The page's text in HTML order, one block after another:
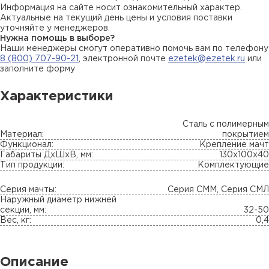
Информация на сайте носит ознакомительный характер.
Актуальные на текущий день цены и условия поставки
уточняйте у менеджеров.
Нужна помощь в выборе?
Наши менеджеры смогут оперативно помочь вам по телефону
8 (800) 707-90-21
, электронной почте ezetek@ezetek.ru или
заполните форму
Характеристики
Материал:
Сталь с полимерным
покрытием
Функционал:
Крепление мачт
Габариты ДхШхВ, мм:
130х100х40
Тип продукции:
Комплектующие
Серия мачты:
Серия СММ, Серия СМЛ
Наружный диаметр нижней
секции, мм:
32-50
Вес, кг:
0,4
Описание